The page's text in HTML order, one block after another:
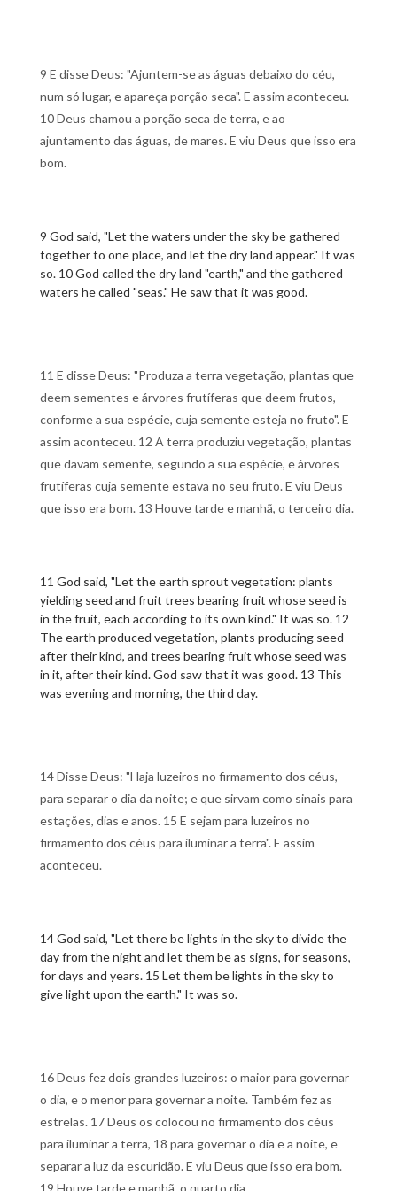
9 E disse Deus: "Ajuntem-se as águas debaixo do céu,
num só lugar, e apareça porção seca". E assim aconteceu.
10 Deus chamou a porção seca de terra, e ao
ajuntamento das águas, de mares. E viu Deus que isso era
bom.
9 God said, "Let the waters under the sky be gathered
together to one place, and let the dry land appear." It was
so. 10 God called the dry land "earth," and the gathered
waters he called "seas." He saw that it was good.
11 E disse Deus: "Produza a terra vegetação, plantas que
deem sementes e árvores frutíferas que deem frutos,
conforme a sua espécie, cuja semente esteja no fruto". E
assim aconteceu. 12 A terra produziu vegetação, plantas
que davam semente, segundo a sua espécie, e árvores
frutíferas cuja semente estava no seu fruto. E viu Deus
que isso era bom. 13 Houve tarde e manhã, o terceiro dia.
11 God said, "Let the earth sprout vegetation: plants
yielding seed and fruit trees bearing fruit whose seed is
in the fruit, each according to its own kind." It was so. 12
The earth produced vegetation, plants producing seed
after their kind, and trees bearing fruit whose seed was
in it, after their kind. God saw that it was good. 13 This
was evening and morning, the third day.
14 Disse Deus: "Haja luzeiros no firmamento dos céus,
para separar o dia da noite; e que sirvam como sinais para
estações, dias e anos. 15 E sejam para luzeiros no
firmamento dos céus para iluminar a terra". E assim
aconteceu.
14 God said, "Let there be lights in the sky to divide the
day from the night and let them be as signs, for seasons,
for days and years. 15 Let them be lights in the sky to
give light upon the earth." It was so.
16 Deus fez dois grandes luzeiros: o maior para governar
o dia, e o menor para governar a noite. Também fez as
estrelas. 17 Deus os colocou no firmamento dos céus
para iluminar a terra, 18 para governar o dia e a noite, e
separar a luz da escuridão. E viu Deus que isso era bom.
19 Houve tarde e manhã, o quarto dia.